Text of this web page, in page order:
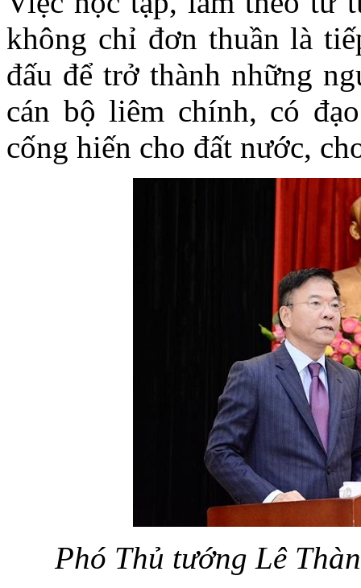
không chỉ đơn thuần là
đấu để trở thành những
cán bộ liêm chính, có
cống hiến cho đất nước,
Phó Thủ tướng Lê